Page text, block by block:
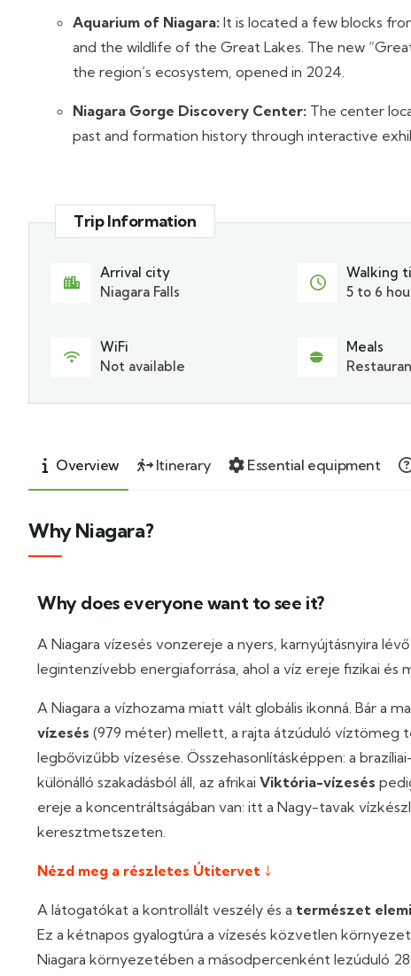
Aquarium of Niagara: It is located a few blocks
and the wildlife of the Great Lakes. The new
the region’s ecosystem, opened in 2024.
Niagara Gorge Discovery Center: The center
past and formation history through interactive
Trip Information
Arrival city
Niagara Falls
Walking
5 to 6
WiFi
Not available
Meals
Overview Itinerary Essential equipment
Why Niagara?
Why does everyone want to see it?
A Niagara vízesés vonzereje a nyers, karnyújtásnyira
legintenzívebb energiaforrása, ahol a víz ereje fizikai és
A Niagara a vízhozama miatt vált globális ikonná. Bár a
vízesés (979 méter) mellett, a rajta átzúduló víztömeg
legbővizűbb vízesése. Összehasonlításképpen: a
különálló szakadásból áll, az afrikai Viktória-vízesés
ereje a koncentráltságában van: itt a Nagy-tavak
keresztmetszeten.
Nézd meg a részletes Útitervet ↓
A látogatókat a kontrollált veszély és a természet
Ez a kétnapos gyalogtúra a vízesés közvetlen
Niagara környezetében a másodpercenként lezúduló